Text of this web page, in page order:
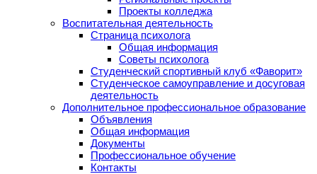
Проекты колледжа
Воспитательная деятельность
Страница психолога
Общая информация
Советы психолога
Студенческий спортивный клуб «Фаворит»
Студенческое самоуправление и досуговая
деятельность
Дополнительное профессиональное образование
Объявления
Общая информация
Документы
Профессиональное обучение
Контакты